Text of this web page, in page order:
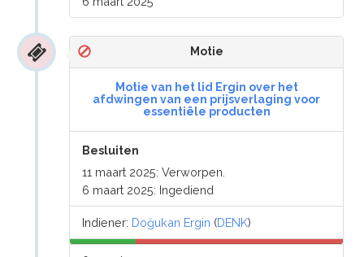
Motie
Motie van het lid Ergin over het
afdwingen van een prijsverlaging voor
essentiële producten
Besluiten
11 maart 2025: Verworpen.
6 maart 2025: Ingediend
Indiener: Doğukan Ergin (DENK)